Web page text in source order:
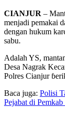
CIANJUR –
menjadi pemakai
dengan hukum
sabu.
Adalah YS,
Desa Nagrak
Polres Cianjur
Baca juga: Polisi
Pejabat di